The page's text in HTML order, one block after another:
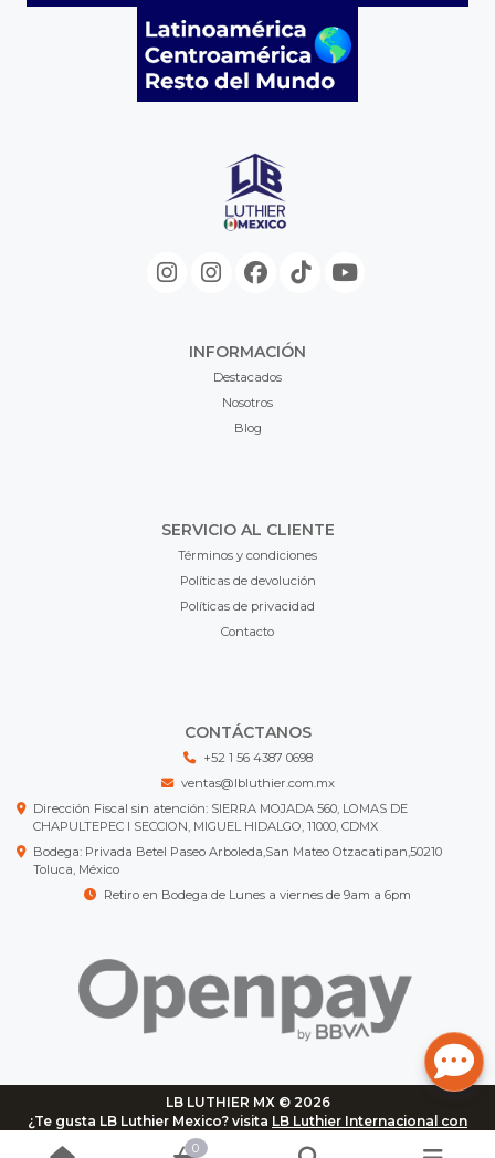
INFORMACIÓN
Destacados
Nosotros
Blog
SERVICIO AL CLIENTE
Términos y condiciones
Políticas de devolución
Políticas de privacidad
Contacto
CONTÁCTANOS
+52 1 56 4387 0698
ventas@lbluthier.com.mx
Dirección Fiscal sin atención: SIERRA MOJADA 560, LOMAS DE
CHAPULTEPEC I SECCION, MIGUEL HIDALGO, 11000, CDMX
Bodega: Privada Betel Paseo Arboleda,San Mateo Otzacatipan,50210
Toluca, México
Retiro en Bodega de Lunes a viernes de 9am a 6pm
LB LUTHIER MX © 2026
¿Te gusta LB Luthier Mexico? visita LB Luthier Internacional con
más de 3.000 productos disponibles
0